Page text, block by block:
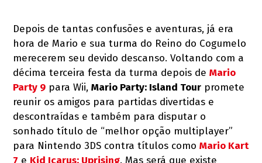
Depois de tantas confusões e aventuras, já era
hora de Mario e sua turma do Reino do Cogumelo
merecerem seu devido descanso. Voltando com a
décima terceira festa da turma depois deMario
Party 9 para Wii,Mario Party: Island Tour promete
reunir os amigos para partidas divertidas e
descontraídas e também para disputar o
sonhado título de “melhor opção multiplayer”
para Nintendo 3DS contra títulos comoMario Kart
7 e Kid Icarus: Uprising. Mas será que existe